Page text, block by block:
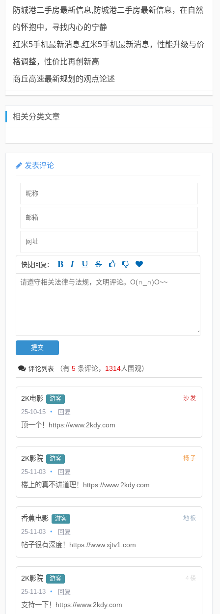
防城港二手房最新信息,防城港二手房最新信息，在自然
的怀抱中，寻找内心的宁静
红米5手机最新消息,红米5手机最新消息，性能升级与价
格调整，性价比再创新高
商丘高速最新规划的观点论述
相关分类文章
发表评论
快捷回复：
评论列表 （有5 条评论， 1314人围观）
2K电影 游客 沙发
25-10-15 回复
顶一个！https://www.2kdy.com
2K影院 游客 椅子
25-11-03 回复
楼上的真不讲道理！https://www.2kdy.com
香蕉电影 游客 地板
25-11-03 回复
帖子很有深度！https://www.xjtv1.com
2K影院 游客 4楼
25-11-13 回复
支持一下！https://www.2kdy.com